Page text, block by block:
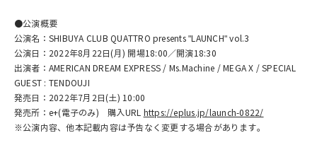
●公演概要
公演名：SHIBUYA CLUB QUATTRO presents "LAUNCH" vol.3
公演日：2022年8月22日(月) 開場18:00／開演18:30
出演者：AMERICAN DREAM EXPRESS / Ms.Machine / MEGA X / SPECIAL
GUEST : TENDOUJI
発売日：2022年7月2日(土) 10:00
発売所：e+(電子のみ) 購入URL https://eplus.jp/launch-0822/
※公演内容、他本記載内容は予告なく変更する場合があります。